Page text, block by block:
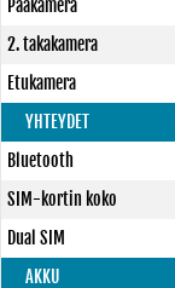
Pääkamera
2. takakamera
Etukamera
YHTEYDET
Bluetooth
SIM-kortin koko
Dual SIM
AKKU